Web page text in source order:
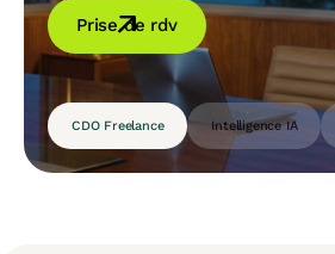
CDO Freelance Intelligence IA
Prise de rdv